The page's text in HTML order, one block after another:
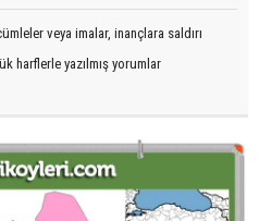
veya imalar, inançlara saldırı
harflerle yazılmış yorumlar